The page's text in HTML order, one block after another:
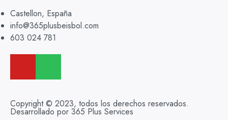
Castellon, España
info@365plusbeisbol.com
603 024 781
Copyright © 2023, todos los derechos reservados.
Desarrollado por 365 Plus Services